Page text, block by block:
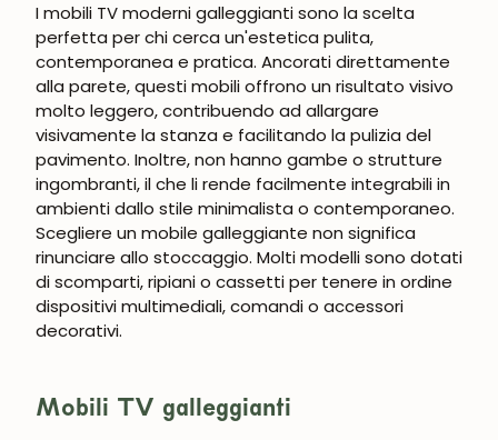
I mobili TV moderni galleggianti sono la scelta
perfetta per chi cerca un'estetica pulita,
contemporanea e pratica. Ancorati direttamente
alla parete, questi mobili offrono un risultato visivo
molto leggero, contribuendo ad allargare
visivamente la stanza e facilitando la pulizia del
pavimento. Inoltre, non hanno gambe o strutture
ingombranti, il che li rende facilmente integrabili in
ambienti dallo stile minimalista o contemporaneo.
Scegliere un mobile galleggiante non significa
rinunciare allo stoccaggio. Molti modelli sono dotati
di scomparti, ripiani o cassetti per tenere in ordine
dispositivi multimediali, comandi o accessori
decorativi.
Mobili TV galleggianti